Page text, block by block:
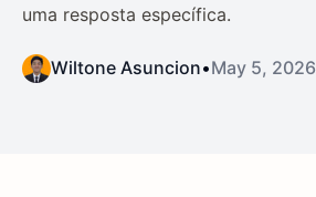
uma resposta específica.
Wiltone Asuncion•May 5, 2026